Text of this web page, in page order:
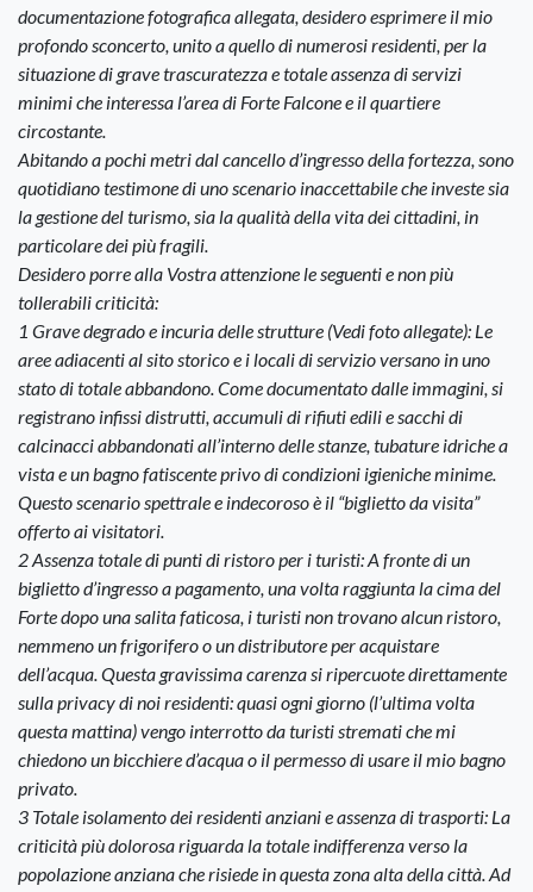
documentazione fotografica allegata, desidero esprimere il mio
profondo sconcerto, unito a quello di numerosi residenti, per la
situazione di grave trascuratezza e totale assenza di servizi
minimi che interessa l’area di Forte Falcone e il quartiere
circostante.
Abitando a pochi metri dal cancello d’ingresso della fortezza, sono
quotidiano testimone di uno scenario inaccettabile che investe sia
la gestione del turismo, sia la qualità della vita dei cittadini, in
particolare dei più fragili.
Desidero porre alla Vostra attenzione le seguenti e non più
tollerabili criticità:
1 Grave degrado e incuria delle strutture (Vedi foto allegate): Le
aree adiacenti al sito storico e i locali di servizio versano in uno
stato di totale abbandono. Come documentato dalle immagini, si
registrano infissi distrutti, accumuli di rifiuti edili e sacchi di
calcinacci abbandonati all’interno delle stanze, tubature idriche a
vista e un bagno fatiscente privo di condizioni igieniche minime.
Questo scenario spettrale e indecoroso è il “biglietto da visita”
offerto ai visitatori.
2 Assenza totale di punti di ristoro per i turisti: A fronte di un
biglietto d’ingresso a pagamento, una volta raggiunta la cima del
Forte dopo una salita faticosa, i turisti non trovano alcun ristoro,
nemmeno un frigorifero o un distributore per acquistare
dell’acqua. Questa gravissima carenza si ripercuote direttamente
sulla privacy di noi residenti: quasi ogni giorno (l’ultima volta
questa mattina) vengo interrotto da turisti stremati che mi
chiedono un bicchiere d’acqua o il permesso di usare il mio bagno
privato.
3 Totale isolamento dei residenti anziani e assenza di trasporti: La
criticità più dolorosa riguarda la totale indifferenza verso la
popolazione anziana che risiede in questa zona alta della città. Ad